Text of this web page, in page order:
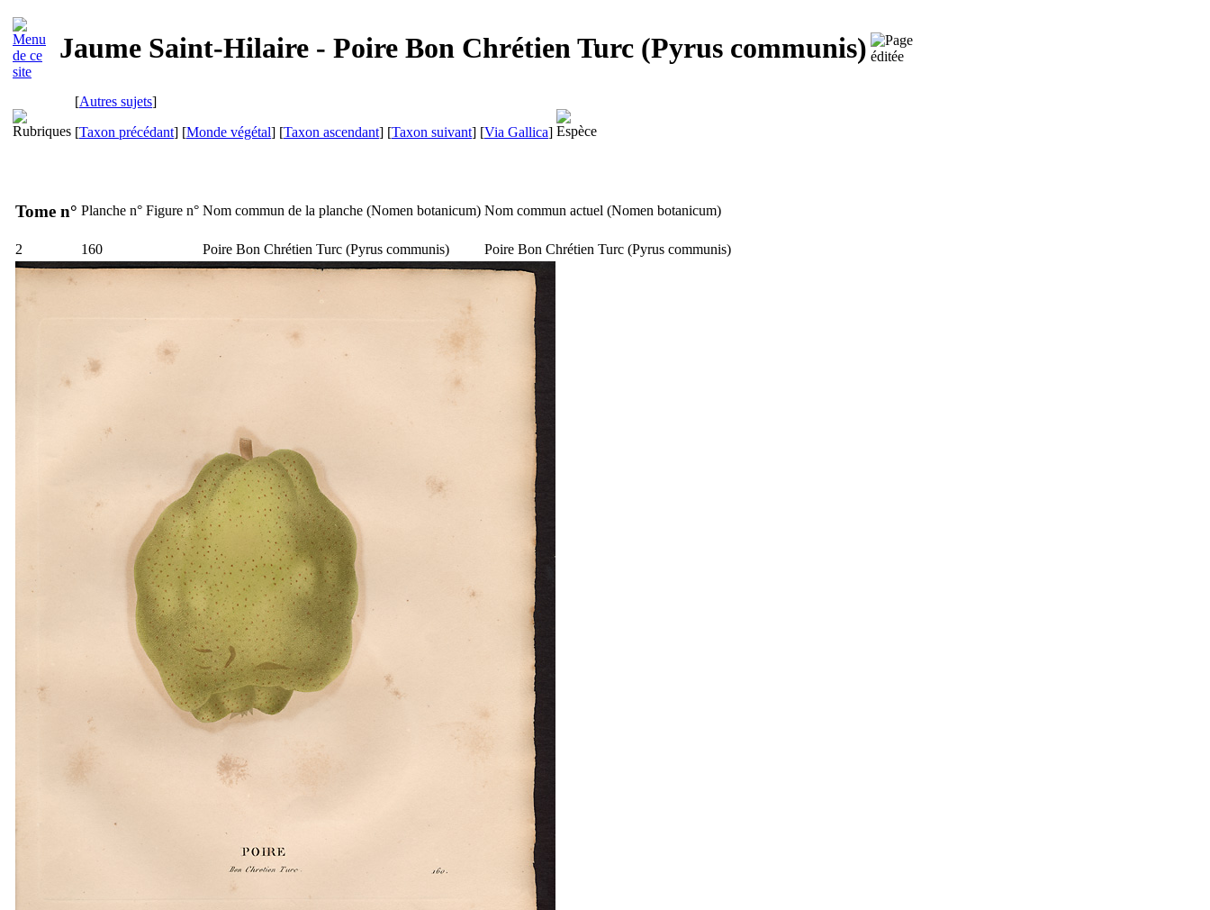
Jaume Saint-Hilaire - Poire Bon Chrétien Turc (Pyrus communis)
[Autres sujets]
[Taxon précédant] [Monde végétal] [Taxon ascendant] [Taxon suivant] [Via Gallica]
Tome n° Planche n° Figure n° Nom commun de la planche (Nomen botanicum) Nom commun actuel (Nomen botanicum)
2 160 Poire Bon Chrétien Turc (Pyrus communis) Poire Bon Chrétien Turc (Pyrus communis)